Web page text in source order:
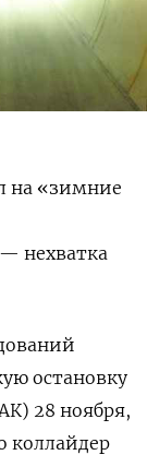
на «зимние
нехватка
остановку
28 ноября,
коллайдер